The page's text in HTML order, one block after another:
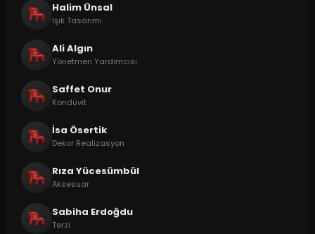
Halim Ünsal
Işık Tasarımı
Ali Algın
Yönetmen Yardımcısı
Saffet Onur
Kondüvit
İsa Ösertik
Dekor Realizasyon
Rıza Yücesümbül
Aksesuar
Sabiha Erdoğdu
Terzi